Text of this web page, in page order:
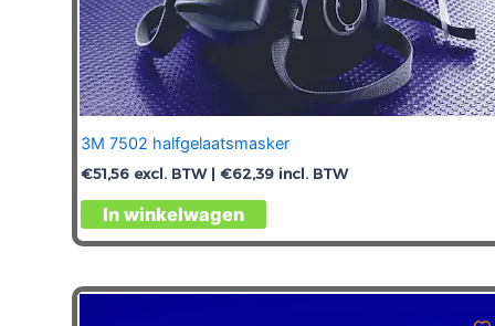
3M 7502 halfgelaatsmasker
€51,56 excl. BTW | €62,39 incl. BTW
In winkelwagen